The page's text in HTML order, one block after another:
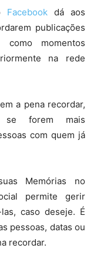
Facebook dá aos
publicações
momentos
na rede
a pena recordar,
se forem mais
com quem já
Memórias no
permite gerir
caso deseje. É
pessoas, datas ou
recordar.